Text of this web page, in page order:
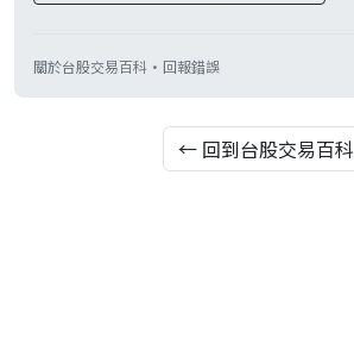
關於台股交易百科 · 回報錯誤
← 回到台股交易百科